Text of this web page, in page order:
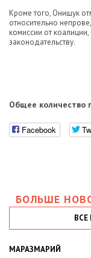
Кроме того, Онищук
относительно
комиссии от
законодательству.
Общее количество
Facebook
БОЛЬШЕ
ВСЕ
МАРАЗМАРИЙ